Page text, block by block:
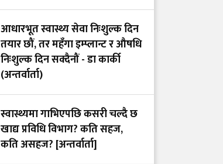
आधारभूत स्वास्थ्य सेवा निःशुल्क दिन
तयार छौं, तर महँगा इम्प्लान्ट र औषधि
निःशुल्क दिन सक्दैनौं - डा कार्की
(अन्तर्वार्ता)
स्वास्थ्यमा गाभिएपछि कसरी चल्दै छ
खाद्य प्रविधि विभाग? कति सहज,
कति असहज? [अन्तर्वार्ता]